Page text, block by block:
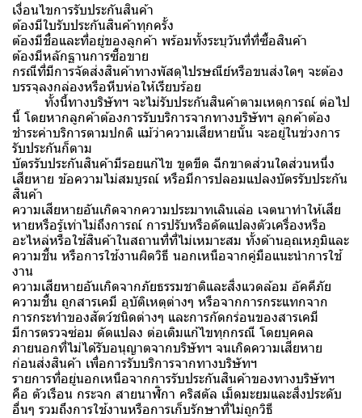
เงื่อนไขการรับประกันสินค้า
ต้องมีใบรับประกันสินค้าทุกครั้ง
ต้องมีชื่อและที่อยู่ของลูกค้า พร้อมทั้งระบุวันที่ที่ซื้อสินค้า
ต้องมีหลักฐานการซื้อขาย
กรณีที่มีการจัดส่งสินค้าทางพัสดุไปรษณีย์หรือขนส่งใดๆ จะต้อง
บรรจุลงกล่องหรือหีบห่อให้เรียบร้อย
ทั้งนี้ทางบริษัทฯ จะไม่รับประกันสินค้าตามเหตุการณ์ ต่อไป
นี้ โดยหากลูกค้าต้องการรับบริการจากทางบริษัทฯ ลูกค้าต้อง
ชำระค่าบริการตามปกติ แม้ว่าความเสียหายนั้น จะอยู่ในช่วงการ
รับประกันก็ตาม
บัตรรับประกันสินค้ามีรอยแก้ไข ขูดขีด ฉีกขาดส่วนใดส่วนหนึ่ง
เสียหาย ข้อความไม่สมบูรณ์ หรือมีการปลอมแปลงบัตรรับประกัน
สินค้า
ความเสียหายอันเกิดจากความประมาทเลินเล่อ เจตนาทำให้เสีย
หายหรือรู้เท่าไม่ถึงการณ์ การปรับหรือดัดแปลงตัวเครื่องหรือ
อะไหล่หรือใช้สินค้าในสถานที่ที่ไม่เหมาะสม ทั้งด้านอุณหภูมิและ
ความชื้น หรือการใช้งานผิดวิธี นอกเหนือจากคู่มือแนะนำการใช้
งาน
ความเสียหายอันเกิดจากภัยธรรมชาติและสิ่งแวดล้อม อัคคีภัย
ความชื้น ถูกสารเคมี อุบัติเหตุต่างๆ หรือจากการกระแทกจาก
การกระทำของสัตว์ชนิดต่างๆ และการกัดกร่อนของสารเคมี
มีการตรวจซ่อม ดัดแปลง ต่อเติมแก้ไขทุกกรณี โดยบุคคล
ภายนอกที่ไม่ได้รับอนุญาตจากบริษัทฯ จนเกิดความเสียหาย
ก่อนส่งสินค้า เพื่อการรับบริการจากทางบริษัทฯ
รายการที่อยู่นอกเหนือจากการรับประกันสินค้าของทางบริษัทฯ
คือ ตัวเรือน กระจก สายนาฬิกา คริสตัล เม็ดมะยมและสิ่งประดับ
อื่นๆ รวมถึงการใช้งานหรือการเก็บรักษาที่ไม่ถูกวิธี